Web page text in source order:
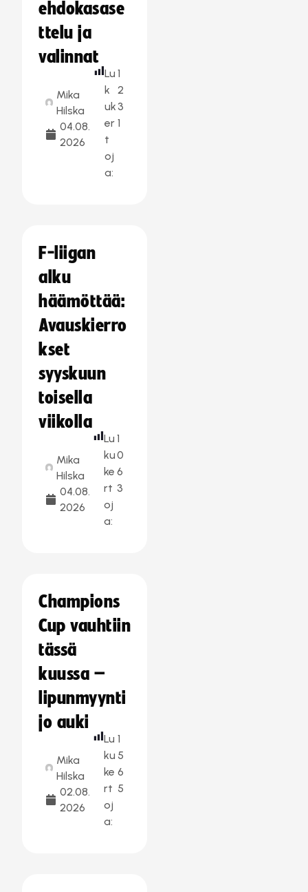
ehdokasase
ttelu ja
valinnat
Mika
Hilska
04.08.
2026
Lu
k
uk
er
t
oj
a:
1
2
3
1
F-liigan
alku
häämöttää:
Avauskierro
kset
syyskuun
toisella
viikolla
Mika
Hilska
04.08.
2026
Lu
ku
ke
rt
oj
a:
1
0
6
3
Champions
Cup vauhtiin
tässä
kuussa –
lipunmyynti
jo auki
Mika
Hilska
02.08.
2026
Lu
ku
ke
rt
oj
a:
1
5
6
5